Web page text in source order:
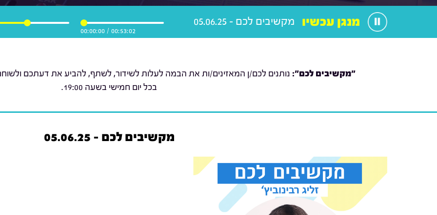
00:53:02
/
00:00:00
מנגן עכשיו מקשיבים לכם - 05.06.25
"מקשיבים לכם": נותנים לכם/ן המאזינים/ות את הבמה לעלות לשידור, לשתף, להביע את דעתכם ולשוחח
בכל יום חמישי בשעה 19:00.
מקשיבים לכם - 05.06.25